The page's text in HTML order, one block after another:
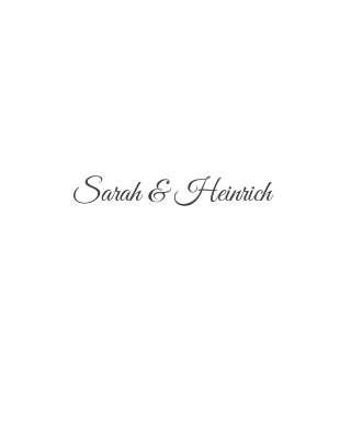
Sarah & Heinrich